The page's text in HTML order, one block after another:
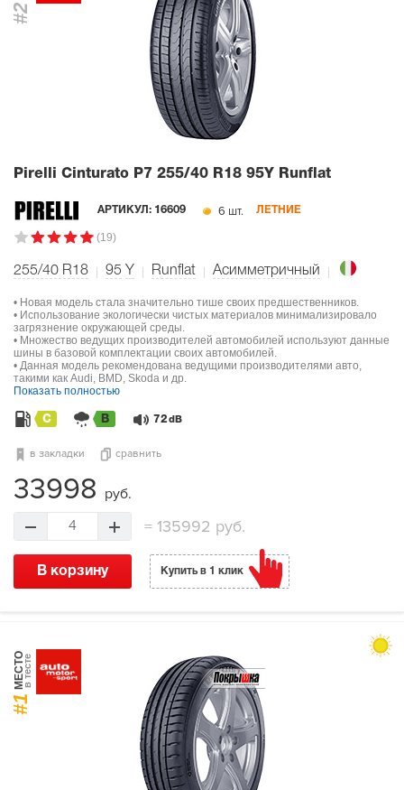
#2
Pirelli Cinturato P7 255/40 R18 95Y Runflat
АРТИКУЛ: 16609 6 шт. ЛЕТНИЕ
(19)
255/40 R18 95 Y Runflat Асимметричный
• Новая модель стала значительно тише своих предшественников.
• Использование экологически чистых материалов минимализировало
загрязнение окружающей среды.
• Множество ведущих производителей автомобилей используют данные
шины в базовой комплектации своих автомобилей.
• Данная модель рекомендована ведущими производителями авто,
такими как Audi, BMD, Skoda и др.
Показать полностью
C B 72 dB
в закладки сравнить
33998 руб.
4 =135992 руб.
В корзину Купить в 1 клик
#1
МЕСТОв тесте